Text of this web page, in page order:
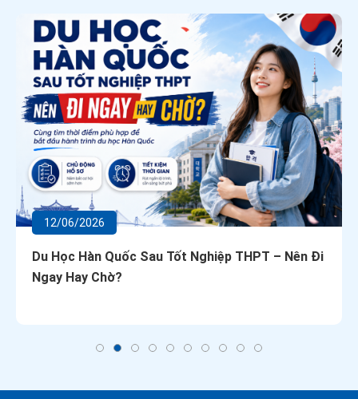
12/06/2026
Du Học Hàn Quốc Sau Tốt Nghiệp THPT – Nên Đi
Ngay Hay Chờ?